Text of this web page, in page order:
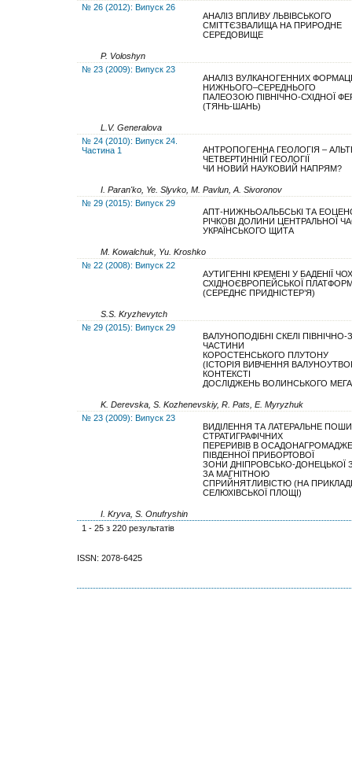
№ 26 (2012): Випуск 26
АНАЛІЗ ВПЛИВУ ЛЬВІВСЬКОГО
СМІТТЄЗВАЛИЩА НА ПРИРОДНЕ
СЕРЕДОВИЩЕ
P. Voloshyn
№ 23 (2009): Випуск 23
АНАЛІЗ ВУЛКАНОГЕННИХ
НИЖНЬОГО–СЕРЕДНЬОГО
ПАЛЕОЗОЮ ПІВНІЧНО-СХІДНОЇ
(ТЯНЬ-ШАНЬ)
L.V. Generalova
№ 24 (2010): Випуск 24.
Частина 1
АНТРОПОГЕННА ГЕОЛОГІЯ –
ЧЕТВЕРТИННІЙ ГЕОЛОГІЇ
ЧИ НОВИЙ НАУКОВИЙ НАПРЯМ?
I. Paran'ko, Ye. Slyvko, M. Pavlun, A. Sivoronov
№ 29 (2015): Випуск 29
АПТ-НИЖНЬОАЛЬБСЬКІ ТА
РІЧКОВІ ДОЛИНИ ЦЕНТРАЛЬНОЇ
УКРАЇНСЬКОГО ЩИТА
M. Kowalchuk, Yu. Kroshko
№ 22 (2008): Випуск 22
АУТИГЕННІ КРЕМЕНІ У БАДЕНІЇ
СХІДНОЄВРОПЕЙСЬКОЇ
(СЕРЕДНЄ ПРИДНІСТЕР’Я)
S.S. Kryzhevytch
№ 29 (2015): Випуск 29
ВАЛУНОПОДІБНІ СКЕЛІ ПІВНІЧНО-
ЧАСТИНИ
КОРОСТЕНСЬКОГО ПЛУТОНУ
(ІСТОРІЯ ВИВЧЕННЯ
КОНТЕКСТІ
ДОСЛІДЖЕНЬ ВОЛИНСЬКОГО
K. Derevska, S. Kozhenevskiy, R. Pats, E. Myryzhuk
№ 23 (2009): Випуск 23
ВИДІЛЕННЯ ТА ЛАТЕРАЛЬНЕ
СТРАТИГРАФІЧНИХ
ПЕРЕРИВІВ В
ПІВДЕННОЇ ПРИБОРТОВОЇ
ЗОНИ ДНІПРОВСЬКО-ДОНЕЦЬКОЇ
ЗА МАГНІТНОЮ
СПРИЙНЯТЛИВІСТЮ (НА ПРИКЛАДІ
СЕЛЮХІВСЬКОЇ ПЛОЩІ)
I. Kryva, S. Onufryshin
1 - 25 з 220 результатів
ISSN: 2078-6425